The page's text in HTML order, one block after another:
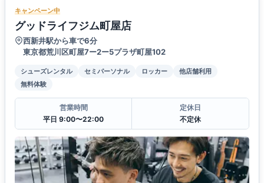
キャンペーン中
グッドライフジム町屋店
西新井駅から車で6分
東京都荒川区町屋7ー2ー5プラザ町屋102
シューズレンタル セミパーソナル ロッカー
他店舗利用
無料体験
営業時間
平日 9:00〜22:00
定休日
不定休